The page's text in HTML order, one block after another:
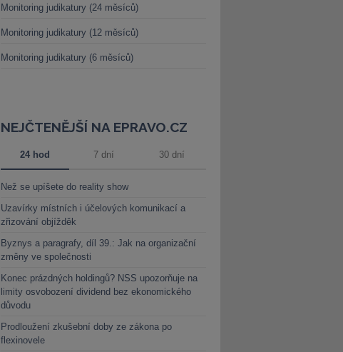
Monitoring judikatury (24 měsíců)
Monitoring judikatury (12 měsíců)
Monitoring judikatury (6 měsíců)
NEJČTENĚJŠÍ NA EPRAVO.CZ
24 hod 7 dní 30 dní
Než se upíšete do reality show
Uzavírky místních i účelových komunikací a
zřizování objížděk
Byznys a paragrafy, díl 39.: Jak na organizační
změny ve společnosti
Konec prázdných holdingů? NSS upozorňuje na
limity osvobození dividend bez ekonomického
důvodu
Prodloužení zkušební doby ze zákona po
flexinovele